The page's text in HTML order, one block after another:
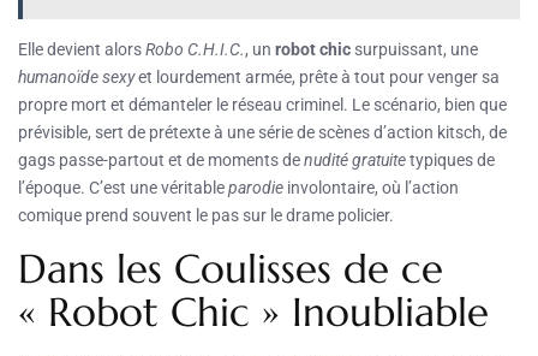
Elle devient alorsRobo C.H.I.C., un robot chic surpuissant, une
humanoïde sexyet lourdement armée, prête à tout pour venger sa
propre mort et démanteler le réseau criminel. Le scénario, bien que
prévisible, sert de prétexte à une série de scènes d’action kitsch, de
gags passe-partout et de moments denudité gratuitetypiques de
l’époque. C’est une véritableparodie involontaire, où l’action
comique prend souvent le pas sur le drame policier.
Dans les Coulisses de ce
« Robot Chic » Inoubliable